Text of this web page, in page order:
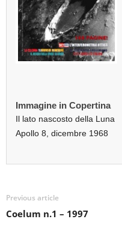
Immagine in Copertina
Il lato nascosto della Luna
Apollo 8, dicembre 1968
Previous article
Coelum n.1 – 1997